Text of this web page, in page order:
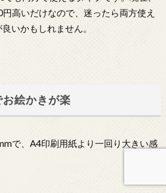
高いだけなので、迷ったら両方使え
いかもしれません。
絵かきが楽
で、A4印刷用紙より一回り大きい感